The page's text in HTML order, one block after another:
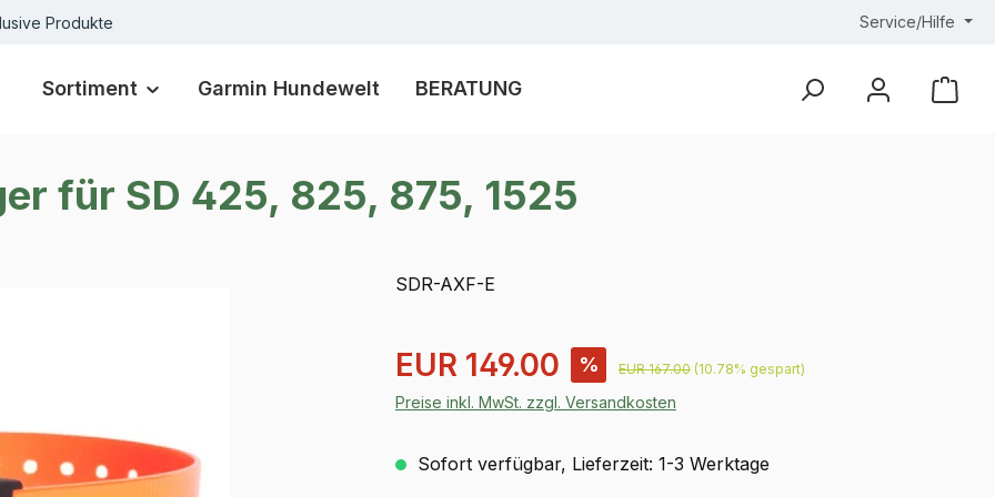
Produkte Service/Hilfe
Sortiment Garmin Hundewelt BERATUNG
für SD 425, 825, 875, 1525
SDR-AXF-E
Verkaufspreis:
EUR 149.00 % Regulärer Preis:
EUR 167.00 (10.78% gespart)
Preise inkl. MwSt. zzgl. Versandkosten
Sofort verfügbar, Lieferzeit: 1-3 Werktage